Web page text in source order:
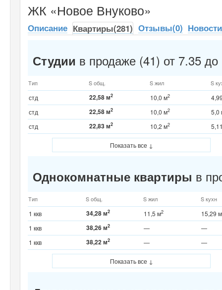
ЖК «Новое Внуково»
Описание Квартиры(281) Отзывы(0)
Студии в продаже (41) от 7.35
Тип S общ. S жил S
стд 22,58 м2 10,0 м2
стд
22,58 м2 10,0 м2
5,0
стд
22,83 м2 10,2 м2
Показать все ↓
Однокомнатные квартиры в
Тип S общ. S жил S кухн
1 ккв 34,28 м2 11,5 м2
15,29 м
1 ккв
38,26 м2 —
—
1 ккв
38,22 м2 — —
Показать все ↓